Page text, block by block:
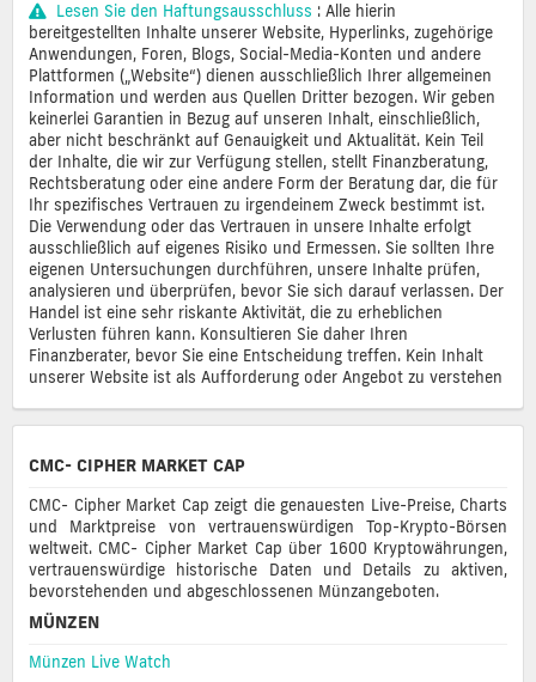
Lesen Sie den Haftungsausschluss : Alle hierin
bereitgestellten Inhalte unserer Website, Hyperlinks, zugehörige
Anwendungen, Foren, Blogs, Social-Media-Konten und andere
Plattformen („Website“) dienen ausschließlich Ihrer allgemeinen
Information und werden aus Quellen Dritter bezogen. Wir geben
keinerlei Garantien in Bezug auf unseren Inhalt, einschließlich,
aber nicht beschränkt auf Genauigkeit und Aktualität. Kein Teil
der Inhalte, die wir zur Verfügung stellen, stellt Finanzberatung,
Rechtsberatung oder eine andere Form der Beratung dar, die für
Ihr spezifisches Vertrauen zu irgendeinem Zweck bestimmt ist.
Die Verwendung oder das Vertrauen in unsere Inhalte erfolgt
ausschließlich auf eigenes Risiko und Ermessen. Sie sollten Ihre
eigenen Untersuchungen durchführen, unsere Inhalte prüfen,
analysieren und überprüfen, bevor Sie sich darauf verlassen. Der
Handel ist eine sehr riskante Aktivität, die zu erheblichen
Verlusten führen kann. Konsultieren Sie daher Ihren
Finanzberater, bevor Sie eine Entscheidung treffen. Kein Inhalt
unserer Website ist als Aufforderung oder Angebot zu verstehen
CMC- CIPHER MARKET CAP
CMC- Cipher Market Cap zeigt die genauesten Live-Preise, Charts
und Marktpreise von vertrauenswürdigen Top-Krypto-Börsen
weltweit. CMC- Cipher Market Cap über 1600 Kryptowährungen,
vertrauenswürdige historische Daten und Details zu aktiven,
bevorstehenden und abgeschlossenen Münzangeboten.
MÜNZEN
Münzen Live Watch